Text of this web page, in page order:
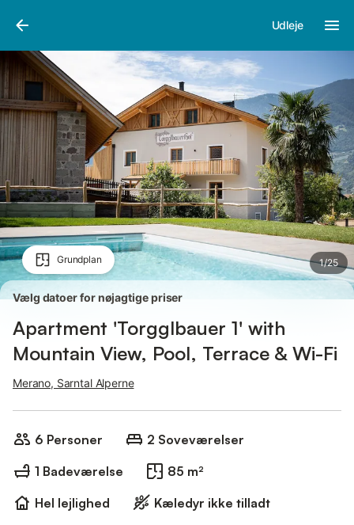
Udleje
Grundplan 1/25
Billeder
Vælg datoer for nøjagtige priser
Apartment 'Torgglbauer 1' with
Mountain View, Pool, Terrace & Wi-Fi
Merano, Sarntal Alperne
6 Personer
2 Soveværelser
1 Badeværelse
85 m²
Hel lejlighed
Kæledyr ikke tilladt